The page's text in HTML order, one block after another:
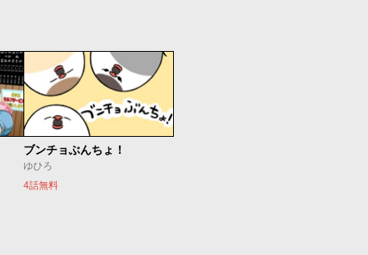
ブンチョぶんちょ！
ゆひろ
4話無料